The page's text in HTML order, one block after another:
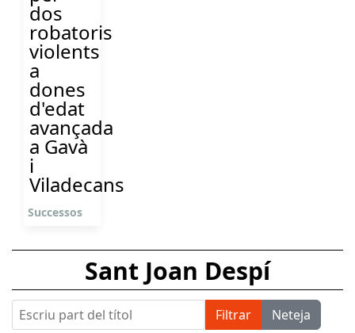
dos
robatoris
violents
a
dones
d'edat
avançada
a Gavà
i
Viladecans
Successos
Sant Joan Despí
Escriu part del títol Filtrar Neteja